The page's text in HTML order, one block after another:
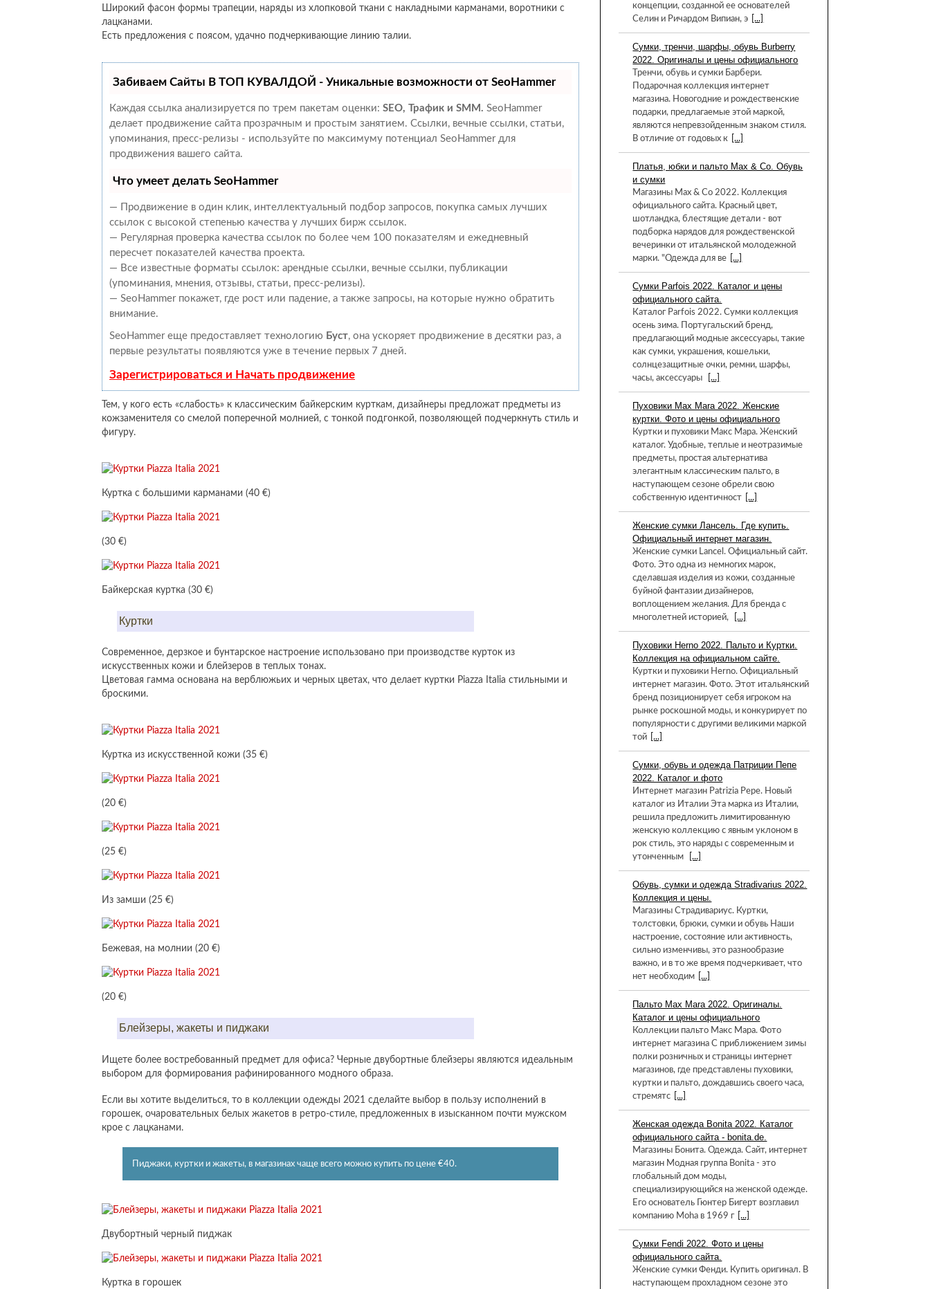
Широкий фасон формы трапеции, наряды из хлопковой ткани с накладными карманами, воротники с
лацканами.
Есть предложения с поясом, удачно подчеркивающие линию талии.
Забиваем Сайты В ТОП КУВАЛДОЙ - Уникальные возможности от SeoHammer
Каждая ссылка анализируется по трем пакетам оценки: SEO, Трафик и SMM. SeoHammer
делает продвижение сайта прозрачным и простым занятием. Ссылки, вечные ссылки, статьи,
упоминания, пресс-релизы - используйте по максимуму потенциал SeoHammer для
продвижения вашего сайта.
Что умеет делать SeoHammer
— Продвижение в один клик, интеллектуальный подбор запросов, покупка самых лучших
ссылок с высокой степенью качества у лучших бирж ссылок.
— Регулярная проверка качества ссылок по более чем 100 показателям и ежедневный
пересчет показателей качества проекта.
— Все известные форматы ссылок: арендные ссылки, вечные ссылки, публикации
(упоминания, мнения, отзывы, статьи, пресс-релизы).
— SeoHammer покажет, где рост или падение, а также запросы, на которые нужно обратить
внимание.
SeoHammer еще предоставляет технологию Буст, она ускоряет продвижение в десятки раз, а
первые результаты появляются уже в течение первых 7 дней.
Зарегистрироваться и Начать продвижение
Тем, у кого есть «слабость» к классическим байкерским курткам, дизайнеры предложат предметы из
кожзаменителя со смелой поперечной молнией, с тонкой подгонкой, позволяющей подчеркнуть стиль и
фигуру.
Куртка с большими карманами (40 €)
(30 €)
Байкерская куртка (30 €)
Куртки
Современное, дерзкое и бунтарское настроение использовано при производстве курток из
искусственных кожи и блейзеров в теплых тонах.
Цветовая гамма основана на верблюжьих и черных цветах, что делает куртки Piazza Italia стильными и
броскими.
Куртка из искусственной кожи (35 €)
(20 €)
(25 €)
Из замши (25 €)
Бежевая, на молнии (20 €)
(20 €)
Блейзеры, жакеты и пиджаки
Ищете более востребованный предмет для офиса? Черные двубортные блейзеры являются идеальным
выбором для формирования рафинированного модного образа.
Если вы хотите выделиться, то в коллекции одежды 2021 сделайте выбор в пользу исполнений в
горошек, очаровательных белых жакетов в ретро-стиле, предложенных в изысканном почти мужском
крое с лацканами.
Пиджаки, куртки и жакеты, в магазинах чаще всего можно купить по цене €40.
Двубортный черный пиджак
Куртка в горошек
концепции, созданной ее основателей
Селин и Ричардом Випиан, э
[...]
Сумки, тренчи, шарфы, обувь Burberry
2022. Оригиналы и цены официального
Тренчи, обувь и сумки Барбери.
Подарочная коллекция интернет
магазина. Новогодние и рождественские
подарки, предлагаемые этой маркой,
являются непревзойденным знаком стиля.
В отличие от годовых к
[...]
Платья, юбки и пальто Max & Co. Обувь
и сумки
Магазины Max & Co 2022. Коллекция
официального сайта. Красный цвет,
шотландка, блестящие детали - вот
подборка нарядов для рождественской
вечеринки от итальянской молодежной
марки. "Одежда для ве
[...]
Сумки Parfois 2022. Каталог и цены
официального сайта.
Каталог Parfois 2022. Сумки коллекция
осень зима. Португальский бренд,
предлагающий модные аксессуары, такие
как сумки, украшения, кошельки,
солнцезащитные очки, ремни, шарфы,
часы, аксессуары
[...]
Пуховики Max Mara 2022. Женские
куртки. Фото и цены официального
Куртки и пуховики Макс Мара. Женский
каталог. Удобные, теплые и неотразимые
предметы, простая альтернатива
элегантным классическим пальто, в
наступающем сезоне обрели свою
собственную идентичност
[...]
Женские сумки Лансель. Где купить.
Официальный интернет магазин.
Женские сумки Lancel. Официальный сайт.
Фото. Это одна из немногих марок,
сделавшая изделия из кожи, созданные
буйной фантазии дизайнеров,
воплощением желания. Для бренда с
многолетней историей,
[...]
Пуховики Herno 2022. Пальто и Куртки.
Коллекция на официальном сайте.
Куртки и пуховики Herno. Официальный
интернет магазин. Фото. Этот итальянский
бренд позиционирует себя игроком на
рынке роскошной моды, и конкурирует по
популярности с другими великими маркой
той
[...]
Сумки, обувь и одежда Патриции Пепе
2022. Каталог и фото
Интернет магазин Patrizia Pepe. Новый
каталог из Италии Эта марка из Италии,
решила предложить лимитированную
женскую коллекцию с явным уклоном в
рок стиль, это наряды с современным и
утонченным
[...]
Обувь, сумки и одежда Stradivarius 2022.
Коллекция и цены.
Магазины Страдивариус. Куртки,
толстовки, брюки, сумки и обувь Наши
настроение, состояние или активность,
сильно изменчивы, это разнообразие
важно, и в то же время подчеркивает, что
нет необходим
[...]
Пальто Max Mara 2022. Оригиналы.
Каталог и цены официального
Коллекции пальто Макс Мара. Фото
интернет магазина С приближением зимы
полки розничных и страницы интернет
магазинов, где представлены пуховики,
куртки и пальто, дождавшись своего часа,
стремятс
[...]
Женская одежда Bonita 2022. Каталог
официального сайта - bonita.de.
Магазины Бонита. Одежда. Сайт, интернет
магазин Модная группа Bonita - это
глобальный дом моды,
специализирующийся на женской одежде.
Его основатель Гюнтер Бигерт возглавил
компанию Moha в 1969 г
[...]
Сумки Fendi 2022. Фото и цены
официального сайта.
Женские сумки Фенди. Купить оригинал. В
наступающем прохладном сезоне это